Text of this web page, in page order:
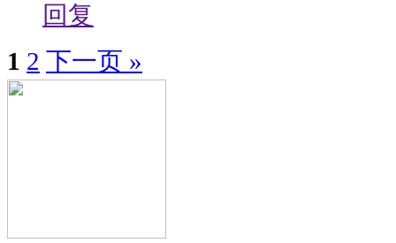
回复
1 2 下一页 »